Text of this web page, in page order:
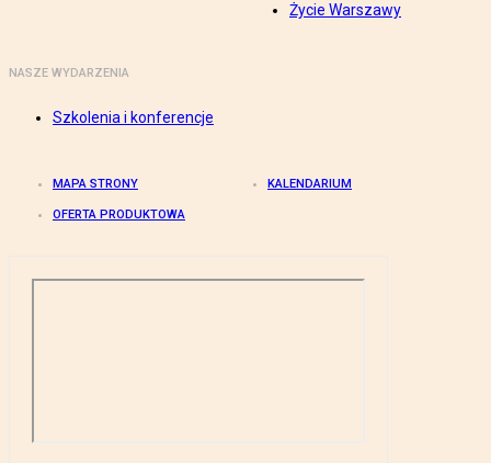
Życie Warszawy
NASZE WYDARZENIA
Szkolenia i konferencje
MAPA STRONY KALENDARIUM
OFERTA PRODUKTOWA